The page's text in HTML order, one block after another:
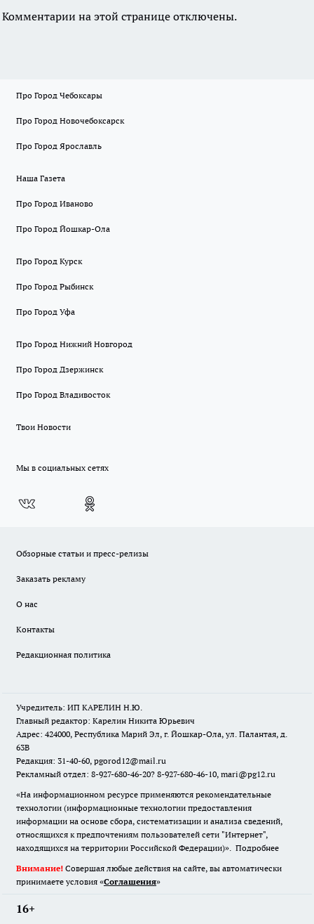
Комментарии на этой странице отключены.
Про Город Чебоксары
Про Город Новочебоксарск
Про Город Ярославль
Наша Газета
Про Город Иваново
Про Город Йошкар-Ола
Про Город Курск
Про Город Рыбинск
Про Город Уфа
Про Город Нижний Новгород
Про Город Дзержинск
Про Город Владивосток
Твои Новости
Мы в социальных сетях
Обзорные статьи и пресс-релизы
Заказать рекламу
О нас
Контакты
Редакционная политика
Учредитель: ИП КАРЕЛИН Н.Ю.
Главный редактор: Карелин Никита Юрьевич
Адрес: 424000, Республика Марий Эл, г. Йошкар-Ола, ул. Палантая, д.
63В
Редакция: 31-40-60, pgorod12@mail.ru
Рекламный отдел: 8-927-680-46-20? 8-927-680-46-10, mari@pg12.ru
«На информационном ресурсе применяются рекомендательные
технологии (информационные технологии предоставления
информации на основе сбора, систематизации и анализа сведений,
относящихся к предпочтениям пользователей сети "Интернет",
находящихся на территории Российской Федерации)». Подробнее
Внимание! Совершая любые действия на сайте, вы автоматически
принимаете условия «Cоглашения»
16+